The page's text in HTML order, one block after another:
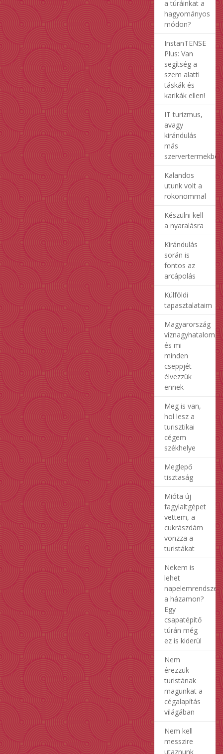
a túráinkat a
hagyományos
módon?
InstanTENSE
Plus: Van
segítség a
szem alatti
táskák és
karikák ellen!
IT turizmus,
avagy
kirándulás
más
szervertermekben
Kalandos
utunk volt a
rokonommal
Készülni kell
a nyaralásra
Kirándulás
során is
fontos az
arcápolás
Külföldi
tapasztalataim
Magyarország
víznagyhatalom,
és mi
minden
cseppjét
élvezzük
ennek
Meg is van,
hol lesz a
turisztikai
cégem
székhelye
Meglepő
tisztaság
Mióta új
fagylaltgépet
vettem, a
cukrászdám
vonzza a
turistákat
Nekem is
lehet
napelemrendszer
a házamon?
Egy
csapatépítő
túrán még
ez is kiderül
Nem
érezzük
turistának
magunkat a
cégalapítás
világában
Nem kell
messzire
utaznunk